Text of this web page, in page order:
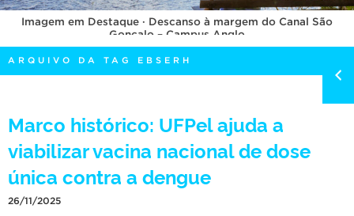
OUVIDORIA
PORTARIAS
TELEFONES
Imagem em Destaque · Descanso à margem do Canal São
Gonçalo – Campus Anglo
ARQUIVO DA TAG EBSERH
Marco histórico: UFPel ajuda a
viabilizar vacina nacional de dose
única contra a dengue
26/11/2025